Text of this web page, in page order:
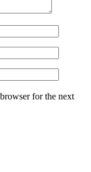
for the next